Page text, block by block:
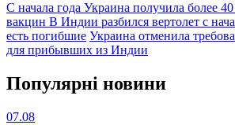
С начала года Украина получила более
вакцин В Индии разбился вертолет с
есть погибшие Украина отменила
для прибывших из Индии
Популярнi новини
07.08